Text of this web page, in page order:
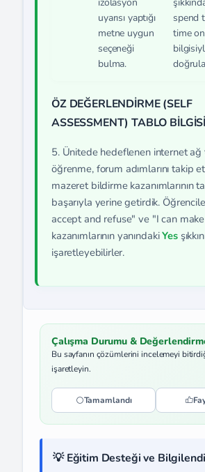
uyarısı yaptığı
metne uygun
seçeneği
bulma.
spend
time
ÖZ DEĞERLENDİRME (SELF
ASSESSMENT) TABLO
5. Ünitede hedeflenen internet ağ
öğrenme, forum adımlarını takip
mazeret bildirme kazanımlarının
başarıyla yerine getirdik.
accept and refuse" ve "I can
kazanımlarının yanındakiYes
işaretleyebilirler.
Çalışma Durumu &
Bu sayfanın çözümlerini incelemeyi
işaretleyin.
Tamamlandı
💡 Eğitim Desteği ve